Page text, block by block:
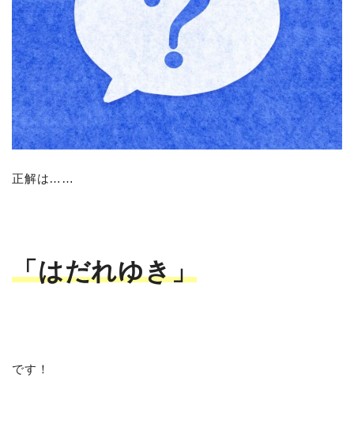
正解は……
「はだれゆき」
です！